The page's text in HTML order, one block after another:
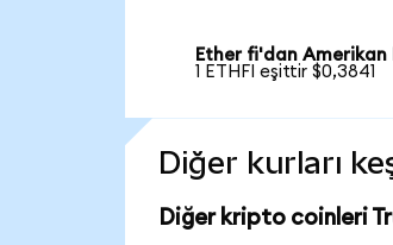
Ether fi'dan Amerikan
1 ETHFI eşittir $0,3841
Diğer kurları
Diğer kripto coinleri